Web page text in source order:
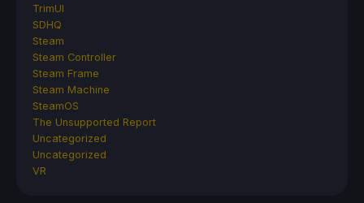
TrimUI
SDHQ
Steam
Steam Controller
Steam Frame
Steam Machine
SteamOS
The Unsupported Report
Uncategorized
Uncategorized
VR